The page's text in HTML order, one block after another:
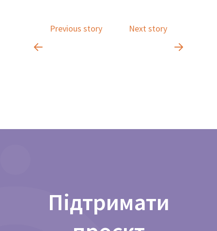
Previous story Next story
Підтримати